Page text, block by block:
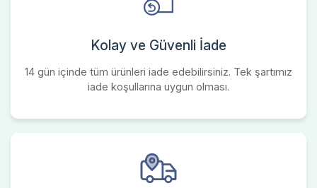
Kolay ve Güvenli İade
14 gün içinde tüm ürünleri iade edebilirsiniz. Tek şartımız
iade koşullarına uygun olması.